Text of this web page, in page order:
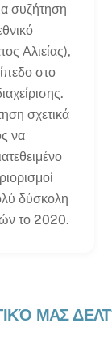
συζήτηση
Αλιείας),
στο
σχετικά
να
δύσκολη
το 2020.
ΜΑΣ